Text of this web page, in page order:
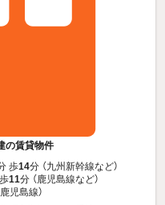
の賃貸物件
歩14分 （九州新幹線など）
11分 （鹿児島線など）
児島線）